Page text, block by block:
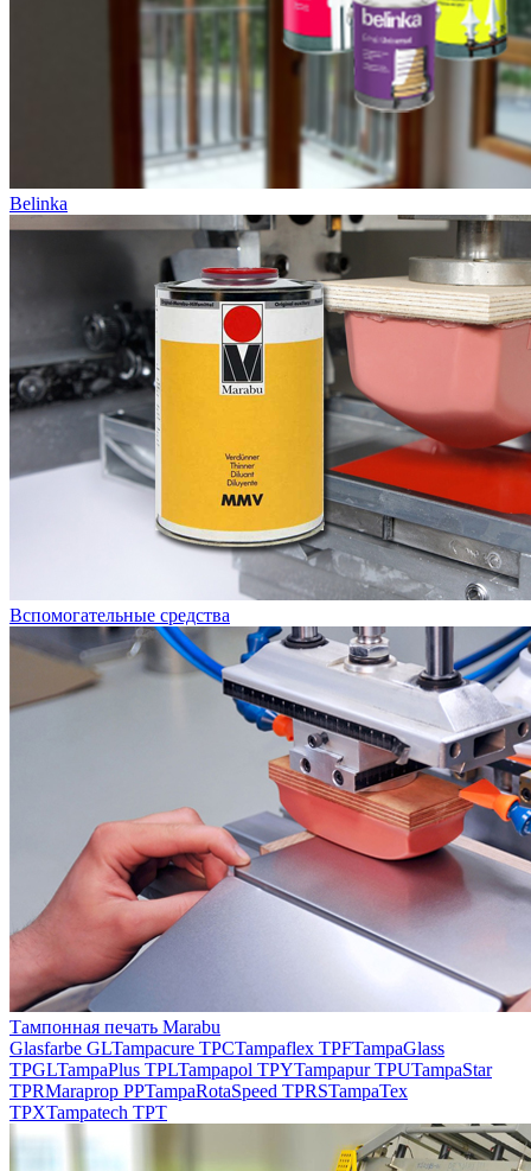
Belinka
Вспомогательные средства
Тампонная печать Marabu
Glasfarbe GLTampacure TPCTampaflex TPFTampaGlass
TPGLTampaPlus TPLTampapol TPYTampapur TPUTampaStar
TPRMaraprop PPTampaRotaSpeed TPRSTampaTex
TPXTampatech TPT